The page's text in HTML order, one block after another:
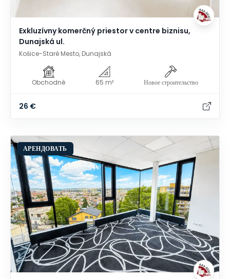
Exkluzívny komerčný priestor v centre biznisu,
Dunajská ul.
Košice-Staré Mesto, Dunajská
Obchodné 65 m² Новое строительство
26 €
АРЕНДОВАТЬ